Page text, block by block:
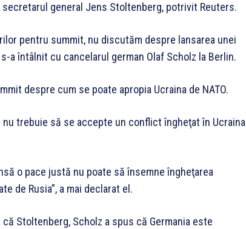
general Jens Stoltenberg, potrivit Reuters.
pentru summit, nu discutăm despre lansarea unei
a întâlnit cu cancelarul german Olaf Scholz la Berlin.
despre cum se poate apropia Ucraina de NATO.
trebuie să se accepte un conflict îngheţat în Ucraina
o pace justă nu poate să însemne îngheţarea
de Rusia”, a mai declarat el.
Stoltenberg, Scholz a spus că Germania este